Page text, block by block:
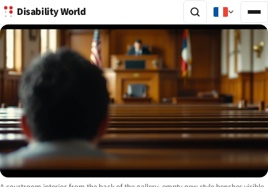
Disability World